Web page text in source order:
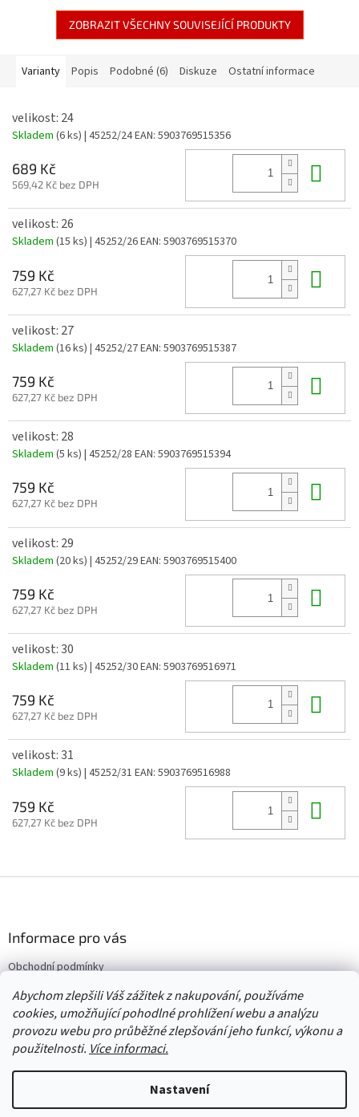
Abychom zlepšili Váš zážitek z nakupování, používáme
cookies, umožňující pohodlné prohlížení webu a analýzu
provozu webu pro průběžné zlepšování jeho funkcí, výkonu a
použitelnosti. Více informaci.
Nastavení
ZOBRAZIT VŠECHNY SOUVISEJÍCÍ PRODUKTY
Varianty Popis Podobné (6) Diskuze Ostatní informace
velikost: 24
Skladem (6 ks) | 45252/24EAN: 5903769515356
689 Kč
569,42 Kč bez DPH
velikost: 26
Skladem (15 ks) | 45252/26EAN: 5903769515370
759 Kč
627,27 Kč bez DPH
velikost: 27
Skladem (16 ks) | 45252/27EAN: 5903769515387
759 Kč
627,27 Kč bez DPH
velikost: 28
Skladem (5 ks) | 45252/28 EAN: 5903769515394
759 Kč
627,27 Kč bez DPH
velikost: 29
Skladem (20 ks) | 45252/29EAN: 5903769515400
759 Kč
627,27 Kč bez DPH
velikost: 30
Skladem (11 ks) | 45252/30EAN: 5903769516971
759 Kč
627,27 Kč bez DPH
velikost: 31
Skladem (9 ks) | 45252/31 EAN: 5903769516988
759 Kč
627,27 Kč bez DPH
í
Informace pro vás
Obchodní podmínky
Vrácení/výměna/reklamace
Velkoobchod